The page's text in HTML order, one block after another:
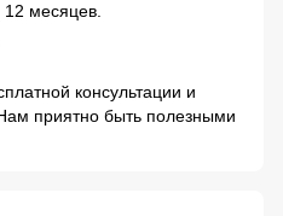
12 месяцев.
консультации и
приятно быть полезными